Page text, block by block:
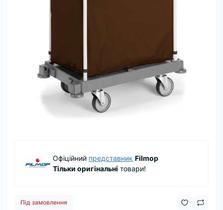
Офіційний представник Filmop
Тільки оригінальні товари!
Під замовлення